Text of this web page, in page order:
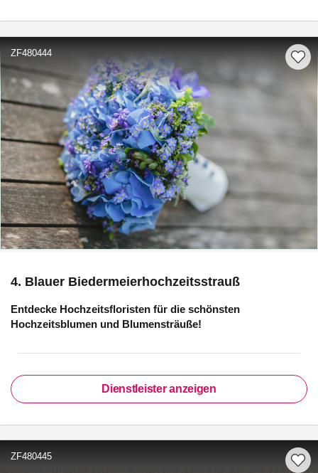
ZF480444
4. Blauer Biedermeierhochzeitsstrauß
Entdecke Hochzeitsfloristen für die schönsten
Hochzeitsblumen und Blumensträuße!
Dienstleister anzeigen
ZF480445